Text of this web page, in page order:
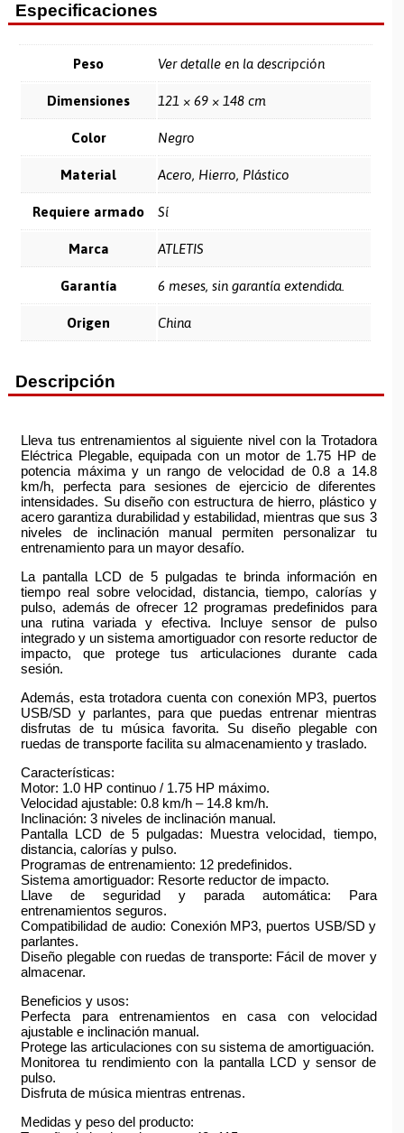
Especificaciones
Peso Ver detalle en la descripción
Dimensiones 121 × 69 × 148 cm
Color Negro
Material Acero, Hierro, Plástico
Requiere armado Sí
Marca ATLETIS
Garantía 6 meses, sin garantía extendida.
Origen China
Descripción
Lleva tus entrenamientos al siguiente nivel con la Trotadora
Eléctrica Plegable, equipada con un motor de 1.75 HP de
potencia máxima y un rango de velocidad de 0.8 a 14.8
km/h, perfecta para sesiones de ejercicio de diferentes
intensidades. Su diseño con estructura de hierro, plástico y
acero garantiza durabilidad y estabilidad, mientras que sus 3
niveles de inclinación manual permiten personalizar tu
entrenamiento para un mayor desafío.
La pantalla LCD de 5 pulgadas te brinda información en
tiempo real sobre velocidad, distancia, tiempo, calorías y
pulso, además de ofrecer 12 programas predefinidos para
una rutina variada y efectiva. Incluye sensor de pulso
integrado y un sistema amortiguador con resorte reductor de
impacto, que protege tus articulaciones durante cada
sesión.
Además, esta trotadora cuenta con conexión MP3, puertos
USB/SD y parlantes, para que puedas entrenar mientras
disfrutas de tu música favorita. Su diseño plegable con
ruedas de transporte facilita su almacenamiento y traslado.
Características:
Motor: 1.0 HP continuo / 1.75 HP máximo.
Velocidad ajustable: 0.8 km/h – 14.8 km/h.
Inclinación: 3 niveles de inclinación manual.
Pantalla LCD de 5 pulgadas: Muestra velocidad, tiempo,
distancia, calorías y pulso.
Programas de entrenamiento: 12 predefinidos.
Sistema amortiguador: Resorte reductor de impacto.
Llave de seguridad y parada automática: Para
entrenamientos seguros.
Compatibilidad de audio: Conexión MP3, puertos USB/SD y
parlantes.
Diseño plegable con ruedas de transporte: Fácil de mover y
almacenar.
Beneficios y usos:
Perfecta para entrenamientos en casa con velocidad
ajustable e inclinación manual.
Protege las articulaciones con su sistema de amortiguación.
Monitorea tu rendimiento con la pantalla LCD y sensor de
pulso.
Disfruta de música mientras entrenas.
Medidas y peso del producto: